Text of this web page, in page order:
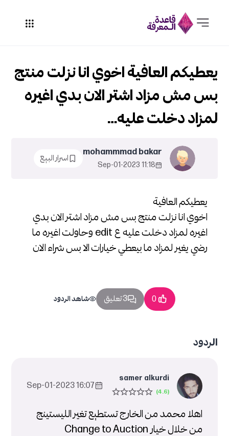
يعطيكم العافية
اخوي انا نزلت منتج بس مش مزاد اشتر الان بدي
اغيره لمزاد دخلت عليه ع edit وحاولت اغيره ما
رضي يغير لمزاد ما بيعطي خيارات الا بس شراء الان
يعطيكم العافية اخوي انا نزلت منتج
بس مش مزاد اشتر الان بدي اغيره
لمزاد دخلت عليه…
mohammmad bakar
11:18 2023-Sep-01
اسرار البيع
0 3 تعليق شاهد الردود
الردود
samer alkurdi
16:07 2023-Sep-01
اهلا محمد من الخارج تستطيع تغير الليستينج
من خلال خيار Change to Auction